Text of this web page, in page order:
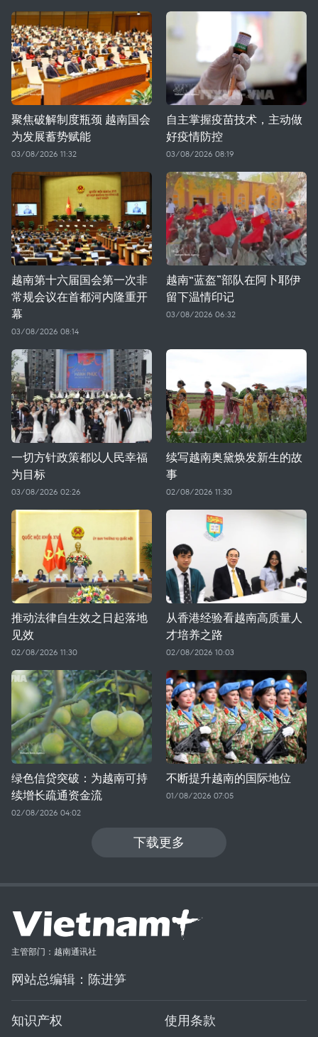
聚焦破解制度瓶颈 越南国会
为发展蓄势赋能
03/08/2026 11:32
自主掌握疫苗技术，主动做
好疫情防控
03/08/2026 08:19
越南第十六届国会第一次非
常规会议在首都河内隆重开
幕
03/08/2026 08:14
越南“蓝盔”部队在阿卜耶伊
留下温情印记
03/08/2026 06:32
一切方针政策都以人民幸福
为目标
03/08/2026 02:26
续写越南奥黛焕发新生的故
事
02/08/2026 11:30
推动法律自生效之日起落地
见效
02/08/2026 11:30
从香港经验看越南高质量人
才培养之路
02/08/2026 10:03
绿色信贷突破：为越南可持
续增长疏通资金流
02/08/2026 04:02
不断提升越南的国际地位
01/08/2026 07:05
下载更多
主管部门：越南通讯社
网站总编辑：陈进笋
知识产权 使用条款